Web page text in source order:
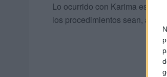
Lo ocurrido con Karima es un
los procedimientos sean, a